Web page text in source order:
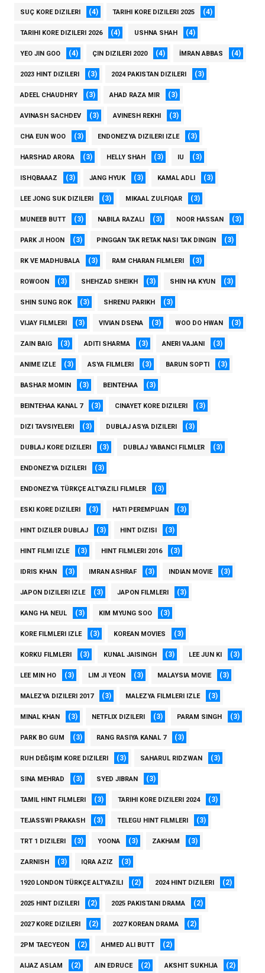
SUÇ KORE DIZILERI (4) TARIHI KORE DIZILERI 2025 (4)
TARIHI KORE DIZILERI 2026 (4) USHNA SHAH (4)
YEO JIN GOO (4) ÇIN DIZILERI 2020 (4) İMRAN ABBAS (4)
2023 HINT DIZILERI (3) 2024 PAKISTAN DIZILERI (3)
ADEEL CHAUDHRY (3) AHAD RAZA MIR (3)
AVINASH SACHDEV (3) AVINESH REKHI (3)
CHA EUN WOO (3) ENDONEZYA DIZILERI IZLE (3)
HARSHAD ARORA (3) HELLY SHAH (3) IU (3)
ISHQBAAAZ (3) JANG HYUK (3) KAMAL ADLI (3)
LEE JONG SUK DIZILERI (3) MIKAAL ZULFIQAR (3)
MUNEEB BUTT (3) NABILA RAZALI (3) NOOR HASSAN (3)
PARK JI HOON (3) PINGGAN TAK RETAK NASI TAK DINGIN (3)
RK VE MADHUBALA (3) RAM CHARAN FILMLERI (3)
ROWOON (3) SHEHZAD SHEIKH (3) SHIN HA KYUN (3)
SHIN SUNG ROK (3) SHRENU PARIKH (3)
VIJAY FILMLERI (3) VIVIAN DSENA (3) WOO DO HWAN (3)
ZAIN BAIG (3) ADITI SHARMA (3) ANERI VAJANI (3)
ANIME IZLE (3) ASYA FILMLERI (3) BARUN SOPTI (3)
BASHAR MOMIN (3) BEINTEHAA (3)
BEINTEHAA KANAL 7 (3) CINAYET KORE DIZILERI (3)
DIZI TAVSIYELERI (3) DUBLAJ ASYA DIZILERI (3)
DUBLAJ KORE DIZILERI (3) DUBLAJ YABANCI FILMLER (3)
ENDONEZYA DIZILERI (3)
ENDONEZYA TÜRKÇE ALTYAZILI FILMLER (3)
ESKI KORE DIZILERI (3) HATI PEREMPUAN (3)
HINT DIZILER DUBLAJ (3) HINT DIZISI (3)
HINT FILMI IZLE (3) HINT FILMLERI 2016 (3)
IDRIS KHAN (3) IMRAN ASHRAF (3) INDIAN MOVIE (3)
JAPON DIZILERI IZLE (3) JAPON FILMLERI (3)
KANG HA NEUL (3) KIM MYUNG SOO (3)
KORE FILMLERI IZLE (3) KOREAN MOVIES (3)
KORKU FILMLERI (3) KUNAL JAISINGH (3) LEE JUN KI (3)
LEE MIN HO (3) LIM JI YEON (3) MALAYSIA MOVIE (3)
MALEZYA DIZILERI 2017 (3) MALEZYA FILMLERI IZLE (3)
MINAL KHAN (3) NETFLIX DIZILERI (3) PARAM SINGH (3)
PARK BO GUM (3) RANG RASIYA KANAL 7 (3)
RUH DEĞIŞIM KORE DIZILERI (3) SAHARUL RIDZWAN (3)
SINA MEHRAD (3) SYED JIBRAN (3)
TAMIL HINT FILMLERI (3) TARIHI KORE DIZILERI 2024 (3)
TEJASSWI PRAKASH (3) TELEGU HINT FILMLERI (3)
TRT 1 DIZILERI (3) YOONA (3) ZAKHAM (3)
ZARNISH (3) IQRA AZIZ (3)
1920 LONDON TÜRKÇE ALTYAZILI (2) 2024 HINT DIZILERI (2)
2025 HINT DIZILERI (2) 2025 PAKISTANI DRAMA (2)
2027 KORE DIZILERI (2) 2027 KOREAN DRAMA (2)
2PM TAECYEON (2) AHMED ALI BUTT (2)
AIJAZ ASLAM (2) AIN EDRUCE (2) AKSHIT SUKHIJA (2)